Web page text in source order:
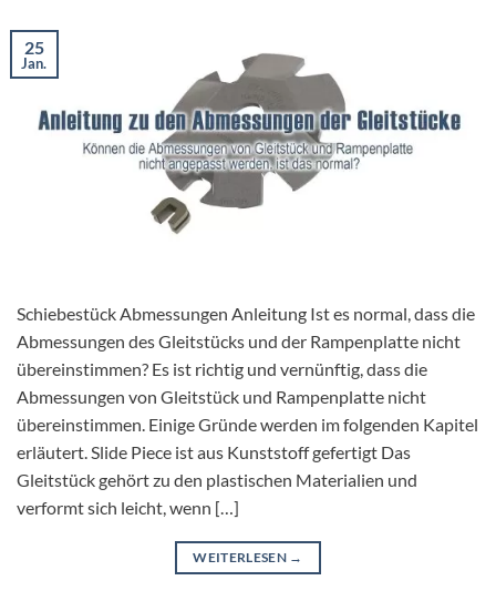
25
Jan.
Schiebestück Abmessungen Anleitung Ist es normal, dass die
Abmessungen des Gleitstücks und der Rampenplatte nicht
übereinstimmen? Es ist richtig und vernünftig, dass die
Abmessungen von Gleitstück und Rampenplatte nicht
übereinstimmen. Einige Gründe werden im folgenden Kapitel
erläutert. Slide Piece ist aus Kunststoff gefertigt Das
Gleitstück gehört zu den plastischen Materialien und
verformt sich leicht, wenn […]
WEITERLESEN →